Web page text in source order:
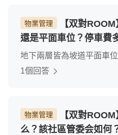
物業管理
【双對
還是平面車位？停車費
地下兩層皆為坡道平面車
用、清潔費包含在管理費用
1個回答
物業管理
【双對
么？該社區管委会如何